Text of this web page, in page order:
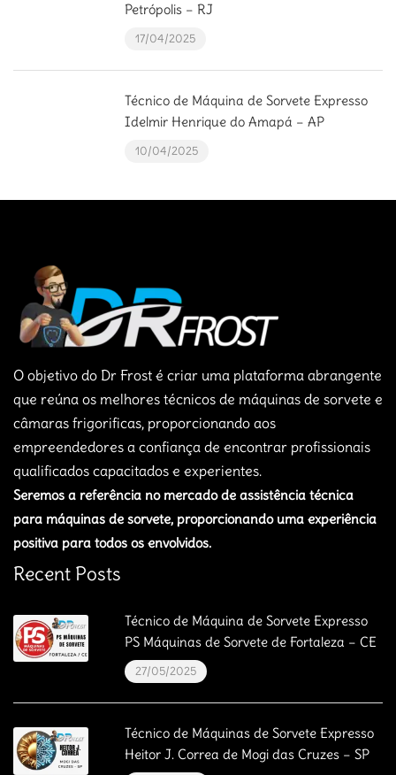
Petrópolis – RJ
17/04/2025
Técnico de Máquina de Sorvete Expresso
Idelmir Henrique do Amapá – AP
10/04/2025
O objetivo do Dr Frost é criar uma plataforma abrangente
que reúna os melhores técnicos de máquinas de sorvete e
câmaras frigorificas, proporcionando aos
empreendedores a confiança de encontrar profissionais
qualificados capacitados e experientes.
Seremos a referência no mercado de assistência técnica
para máquinas de sorvete, proporcionando uma experiência
positiva para todos os envolvidos.
Recent Posts
Técnico de Máquina de Sorvete Expresso
PS Máquinas de Sorvete de Fortaleza – CE
27/05/2025
Técnico de Máquinas de Sorvete Expresso
Heitor J. Correa de Mogi das Cruzes – SP